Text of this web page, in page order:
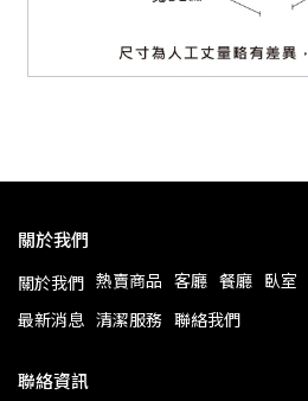
關於我們
關於我們 熱賣商品 客廳 餐廳 臥室
最新消息 清潔服務 聯絡我們
聯絡資訊